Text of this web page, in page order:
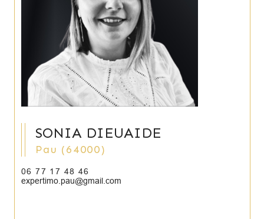
SONIA DIEUAIDE
Pau (64000)
06 77 17 48 46
expertimo.pau@gmail.com